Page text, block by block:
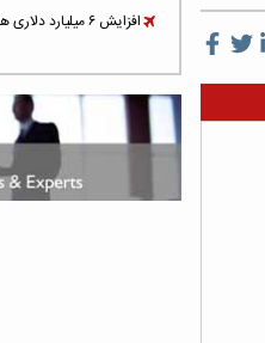
افزایش ۶ میلیارد دلاری هزینه‌ سوخت یونایتد ایرلاینز
هوش مصنوعی وارد
حمله هوایی به تأسیسات
دلاری